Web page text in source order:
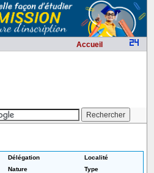
Accueil
Délégation
Localité
Nature
Type